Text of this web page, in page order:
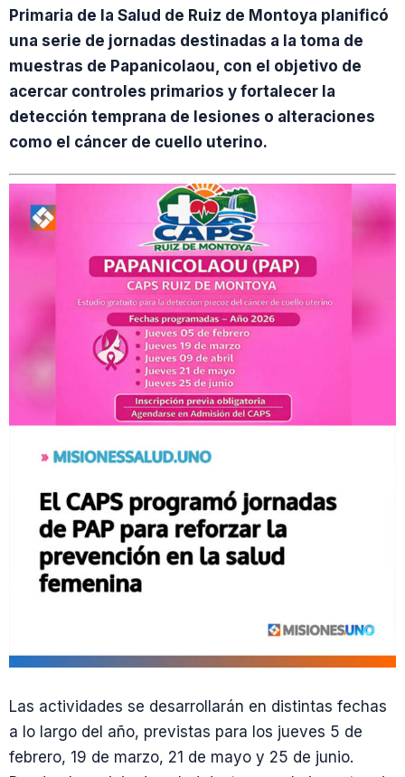
Primaria de la Salud de Ruiz de Montoya planificó
una serie de jornadas destinadas a la toma de
muestras de Papanicolaou, con el objetivo de
acercar controles primarios y fortalecer la
detección temprana de lesiones o alteraciones
como el cáncer de cuello uterino.
Las actividades se desarrollarán en distintas fechas
a lo largo del año, previstas para los jueves 5 de
febrero, 19 de marzo, 21 de mayo y 25 de junio.